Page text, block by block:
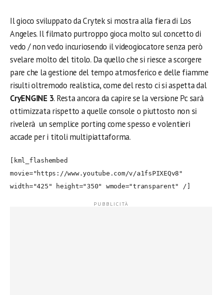
Il gioco sviluppato da Crytek si mostra alla fiera di Los
Angeles. Il filmato purtroppo gioca molto sul concetto di
vedo / non vedo incuriosendo il videogiocatore senza però
svelare molto del titolo. Da quello che si riesce a scorgere
pare che la gestione del tempo atmosferico e delle fiamme
risulti oltremodo realistica, come del resto ci si aspetta dal
CryENGINE 3. Resta ancora da capire se la versione Pc sarà
ottimizzata rispetto a quelle console o piuttosto non si
rivelerà un semplice porting come spesso e volentieri
accade per i titoli multipiattaforma.
[kml_flashembed
movie="https://www.youtube.com/v/a1fsPIXEQv8"
width="425" height="350" wmode="transparent" /]